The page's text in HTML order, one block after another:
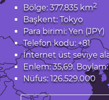
Bölge: 377.835 km2
Başkent:Tokyo
Para birimi:Yen (JPY)
Telefon kodu: +81
İnternet üst seviye
Enlem: 35,69. Boylam:
Nüfus: 126.529.000